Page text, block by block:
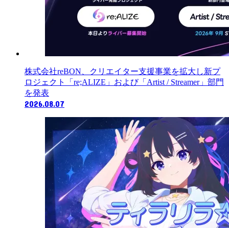
株式会社reBON、クリエイター支援事業を拡大し新プ
ロジェクト「re;ALIZE」および「Artist / Streamer」部門
を発表
2026.08.07